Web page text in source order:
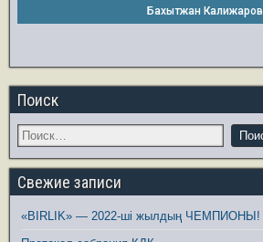
Бахытжан Калижаров
Поиск
Свежие записи
«BIRLIK» — 2022-ші жылдың ЧЕМПИОНЫ!